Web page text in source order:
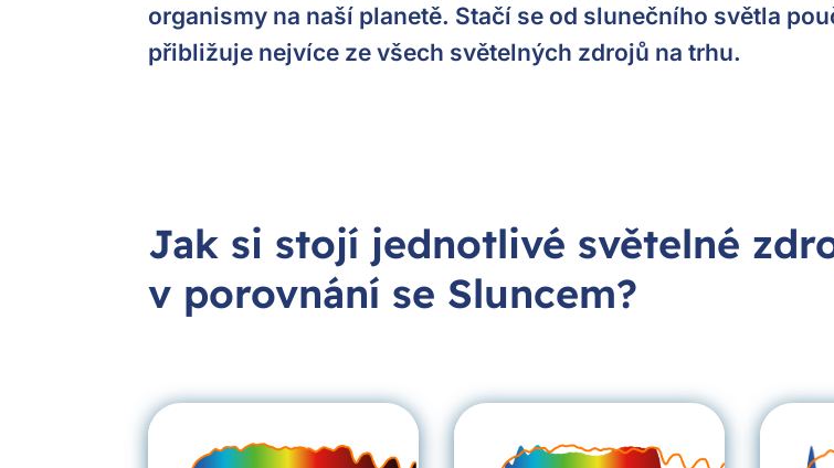
organismy na naší planetě. Stačí se od slunečního světla
přibližuje nejvíce ze všech světelných zdrojů na trhu.
Jak si stojí jednotlivé světelné
v porovnání se Sluncem?